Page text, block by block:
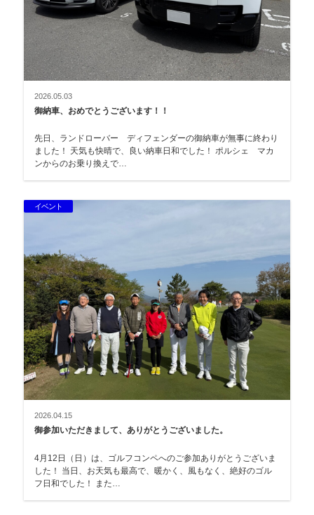
2026.05.03
御納車、おめでとうございます！！
先日、ランドローバー ディフェンダーの御納車が無事に終わり
ました！ 天気も快晴で、良い納車日和でした！ ポルシェ マカ
ンからのお乗り換えで…
イベント
2026.04.15
御参加いただきまして、ありがとうございました。
4月12日（日）は、ゴルフコンペへのご参加ありがとうございま
した！ 当日、お天気も最高で、暖かく、風もなく、絶好のゴル
フ日和でした！ また…